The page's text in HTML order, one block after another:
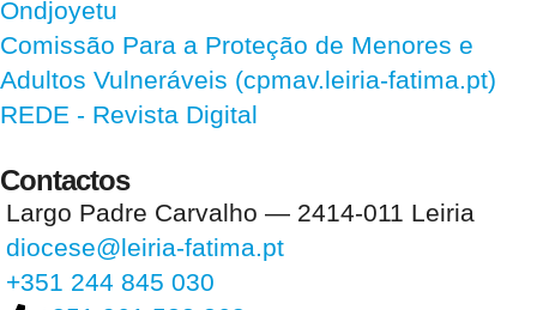
Ondjoyetu
Comissão Para a Proteção de Menores e
Adultos Vulneráveis (cpmav.leiria-fatima.pt)
REDE - Revista Digital
Contactos
Largo Padre Carvalho — 2414-011 Leiria
diocese@leiria-fatima.pt
+351 244 845 030